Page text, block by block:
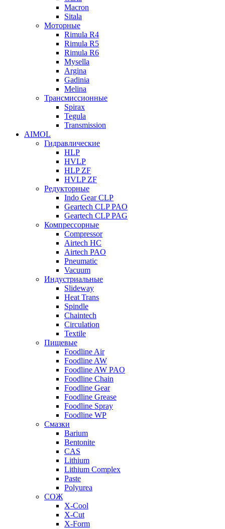
Macron
Sitala
Моторные
Rimula R4
Rimula R5
Rimula R6
Mysella
Argina
Gadinia
Melina
Трансмиссионные
Spirax
Tegula
Transmission
AIMOL
Гидравлические
HLP
HVLP
HLP ZF
HVLP ZF
Редукторные
Indo Gear CLP
Geartech CLP PAO
Geartech CLP PAG
Компрессорные
Compressor
Airtech HC
Airtech PAO
Pneumatic
Vacuum
Индустриальные
Slideway
Heat Trans
Spindle
Chaintech
Circulation
Textile
Пищевые
Foodline Air
Foodline AW
Foodline AW PAO
Foodline Chain
Foodline Gear
Foodline Grease
Foodline Spray
Foodline WP
Смазки
Barium
Bentonite
CAS
Lithium
Lithium Complex
Paste
Polyurea
СОЖ
X-Cool
X-Cut
X-Form